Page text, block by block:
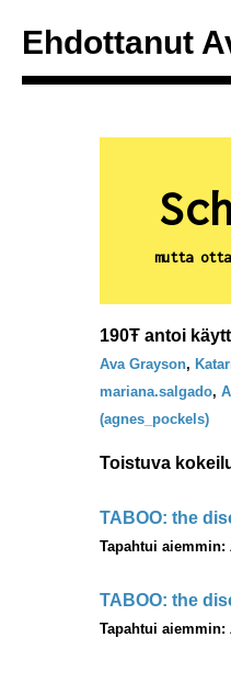
Ehdottanut
mutta
190Ŧ antoi
Ava Grayson,
mariana.salgado,
(agnes_pockels)
Toistuva
TABOO: the
Tapahtui aiemmin:
TABOO: the
Tapahtui aiemmin: